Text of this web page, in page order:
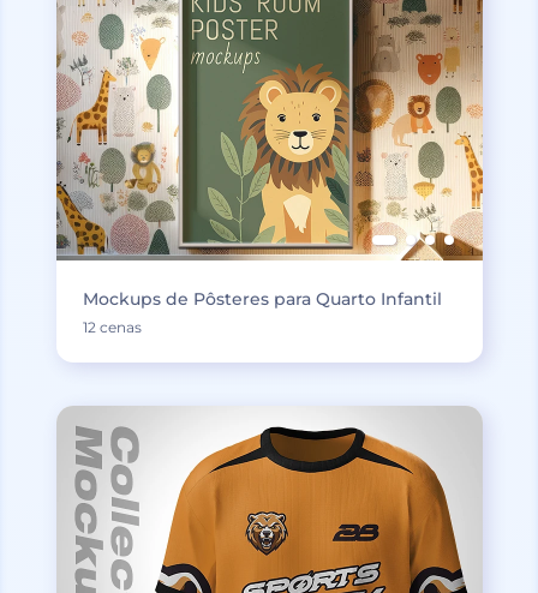
Mockups de Pôsteres para Quarto Infantil
12 cenas